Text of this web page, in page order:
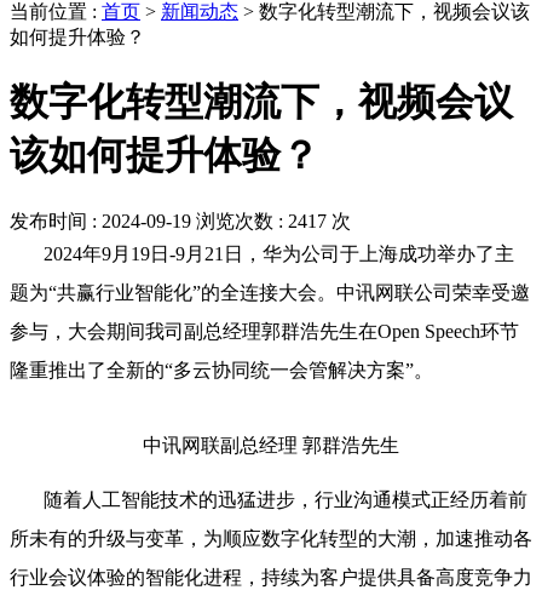
当前位置 : 首页 > 新闻动态 > 数字化转型潮流下，视频会议该
如何提升体验？
数字化转型潮流下，视频会议
该如何提升体验？
发布时间 : 2024-09-19 浏览次数 : 2417 次
2024年9月19日-9月21日，华为公司于上海成功举办了主
题为“共赢行业智能化”的全连接大会。中讯网联公司荣幸受邀
参与，大会期间我司副总经理郭群浩先生在Open Speech环节
隆重推出了全新的“多云协同统一会管解决方案”。
中讯网联副总经理 郭群浩先生
随着人工智能技术的迅猛进步，行业沟通模式正经历着前
所未有的升级与变革，为顺应数字化转型的大潮，加速推动各
行业会议体验的智能化进程，持续为客户提供具备高度竞争力